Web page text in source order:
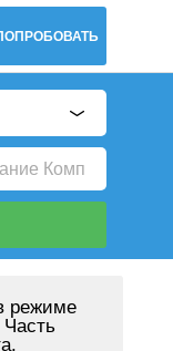
режиме
Часть